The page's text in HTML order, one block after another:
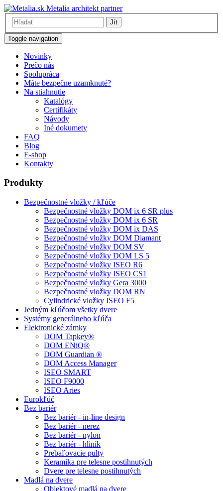
Metalia architekt partner
Jít
Toggle navigation
Novinky
Prečo nás
Spolupráca
Máte bezpečne uzamknuté?
Na stiahnutie
Katalógy
Certifikáty
Návody
Iné dokumety
FAQ
Blog
E-shop
Kontakty
Produkty
Bezpečnostné vložky / kľúče
Bezpečnostné vložky DOM ix 6 SR plus
Bezpečnostné vložky DOM ix 6 SR
Bezpečnostné vložky DOM ix DAS
Bezpečnostné vložky DOM Diamant
Bezpečnostné vložky DOM SV
Bezpečnostné vložky DOM LS 5
Bezpečnostné vložky ISEO R6
Bezpečnostné vložky ISEO CS1
Bezpečnostné vložky Gera 3000
Bezpečnostné vložky DOM RN
Cylindrické vložky ISEO F5
Jedným kľúčom všetky dvere
Systémy generálneho kľúča
Elektronické zámky
DOM Tapkey®
DOM ENiQ®
DOM Guardian ®
DOM Access Manager
ISEO SMART
ISEO F9000
ISEO Aries
Eurokľúč
Bez bariér
Bez bariér - in-line design
Bez bariér - nerez
Bez bariér - nylon
Bez bariér - hliník
Prebaľovacie pulty
Keramika pre telesne postihnutých
Dvere pre telesne postihnutých
Madlá na dvere
Objektové madlá na dvere